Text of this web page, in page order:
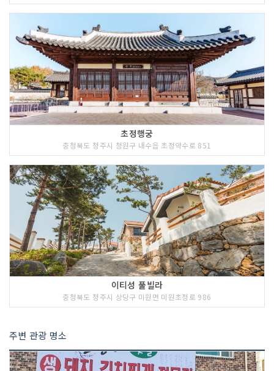
초정행궁
충청북도 청주시 청원구 내수읍 초정약수로 851
이티성 풀빌라
충청북도 청주시 상당구 미원면 미원초정로 986
주변 관광 명소